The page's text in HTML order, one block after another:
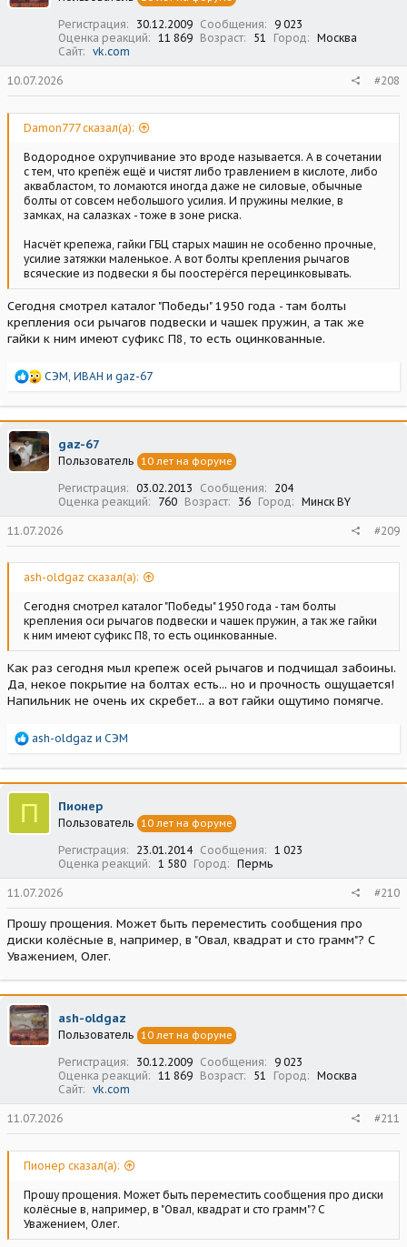
Регистрация 30.12.2009 Сообщения
9 023
Оценка реакций
11 869 Возраст 51 Город
Москва
Сайт
vk.com
10.07.2026 #208
Damon777 сказал(а):
Водородное охрупчивание это вроде называется. А в сочетании
с тем, что крепёж ещё и чистят либо травлением в кислоте, либо
аквабластом, то ломаются иногда даже не силовые, обычные
болты от совсем небольшого усилия. И пружины мелкие, в
замках, на салазках - тоже в зоне риска.
Насчёт крепежа, гайки ГБЦ старых машин не особенно прочные,
усилие затяжки маленькое. А вот болты крепления рычагов
всяческие из подвески я бы поостерёгся перецинковывать.
Сегодня смотрел каталог "Победы" 1950 года - там болты
крепления оси рычагов подвески и чашек пружин, а так же
гайки к ним имеют суфикс П8, то есть оцинкованные.
Р
а
к
ц
и
и
СЭМ ИВАН и gaz-67
gaz-67
Пользователь 10 лет на форуме
Регистрация 03.02.2013 Сообщения
204
Оценка реакций
760 Возраст 36 Город Минск BY
11.07.2026 #209
ash-oldgaz сказал(а):
Сегодня смотрел каталог "Победы" 1950 года - там болты
крепления оси рычагов подвески и чашек пружин, а так же гайки
к ним имеют суфикс П8, то есть оцинкованные.
Как раз сегодня мыл крепеж осей рычагов и подчищал забоины.
Да, некое покрытие на болтах есть... но и прочность ощущается!
Напильник не очень их скребет... а вот гайки ощутимо помягче.
Р
а
к
ц
и
и
ash-oldgaz и СЭМ
П Пионер
Пользователь 10 лет на форуме
Регистрация 23.01.2014 Сообщения
1 023
Оценка реакций
1 580 Город Пермь
11.07.2026 #210
Прошу прощения. Может быть переместить сообщения про
диски колёсные в, например, в "Овал, квадрат и сто грамм"? С
Уважением, Олег.
ash-oldgaz
Пользователь 10 лет на форуме
Регистрация 30.12.2009 Сообщения
9 023
Оценка реакций
11 869 Возраст 51 Город
Москва
Сайт
vk.com
11.07.2026 #211
Пионер сказал(а):
Прошу прощения. Может быть переместить сообщения про диски
колёсные в, например, в "Овал, квадрат и сто грамм"? С
Уважением, Олег.